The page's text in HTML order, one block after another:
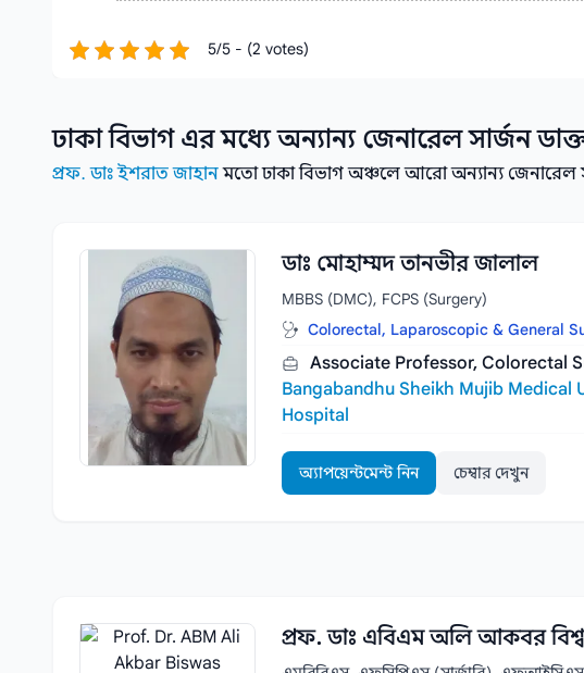
5/5 - (2 votes)
ঢাকা বিভাগ এর মধ্যে অন্যান্য জেনারেল সার্জন
প্রফ. ডাঃ ইশরাত জাহানমতো ঢাকা বিভাগ অঞ্চলে আরো অন্যান্য জেনারেল
ডাঃ মোহাম্মদ তানভীর জালাল
MBBS (DMC), FCPS (Surgery)
Colorectal, Laparoscopic & General
Associate Professor, Colorectal
Bangabandhu Sheikh Mujib Medical
Hospital
অ্যাপয়েন্টমেন্ট নিন চেম্বার দেখুন
প্রফ. ডাঃ এবিএম অলি আকবর